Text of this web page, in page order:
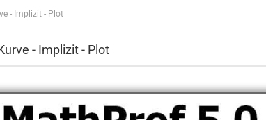
- Implizit - Plot
- Implizit - Plot